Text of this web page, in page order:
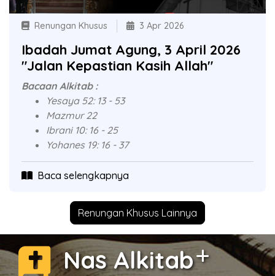
Renungan Khusus 3 Apr 2026
Ibadah Jumat Agung, 3 April 2026
"Jalan Kepastian Kasih Allah"
Bacaan Alkitab :
Yesaya 52: 13 - 53
Mazmur 22
Ibrani 10: 16 - 25
Yohanes 19: 16 - 37
Baca selengkapnya
Renungan Khusus Lainnya
Nas Alkitab